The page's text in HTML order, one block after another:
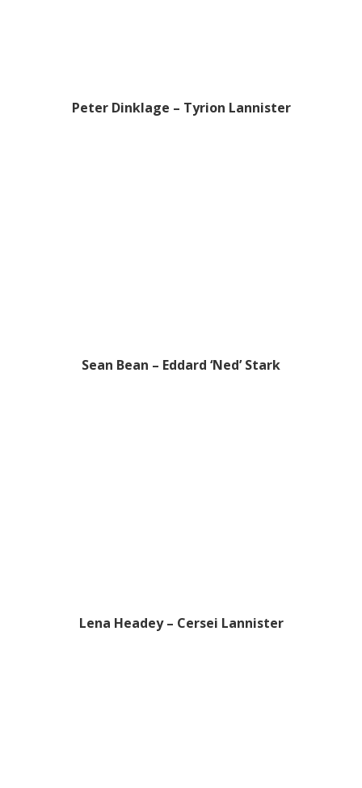
Peter Dinklage – Tyrion Lannister
Sean Bean – Eddard ‘Ned’ Stark
Lena Headey – Cersei Lannister